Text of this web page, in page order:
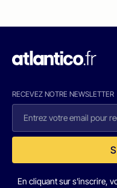
RECEVEZ NOTRE NEWSLETTER
En cliquant sur s'inscrire,